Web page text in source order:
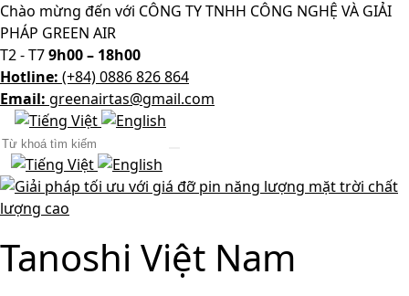
Chào mừng đến với CÔNG TY TNHH CÔNG NGHỆ VÀ GIẢI
PHÁP GREEN AIR
T2 - T79h00 – 18h00
Hotline: (+84) 0886 826 864
Email: greenairtas@gmail.com
Tanoshi Việt Nam